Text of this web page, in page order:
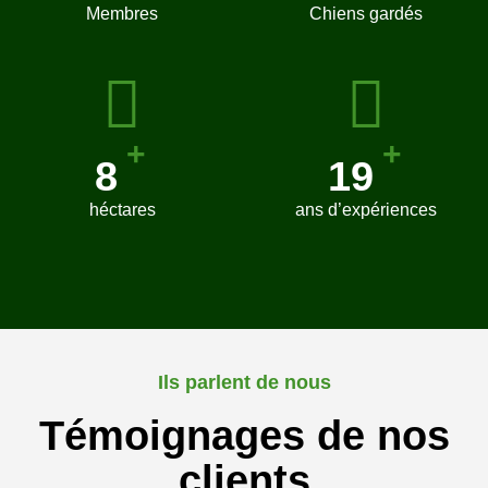
Membres Chiens gardés
8
+
héctares
20
+
ans d’expériences
Ils parlent de nous
Témoignages de nos